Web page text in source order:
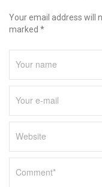
Your email address will
marked *